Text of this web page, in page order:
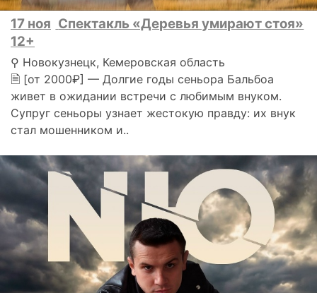
17 ноя Спектакль «Деревья умирают стоя»
12+
⚲ Новокузнецк, Кемеровская область
🗎 [от 2000₽] — Долгие годы сеньора Бальбоа
живет в ожидании встречи с любимым внуком.
Супруг сеньоры узнает жестокую правду: их внук
стал мошенником и..